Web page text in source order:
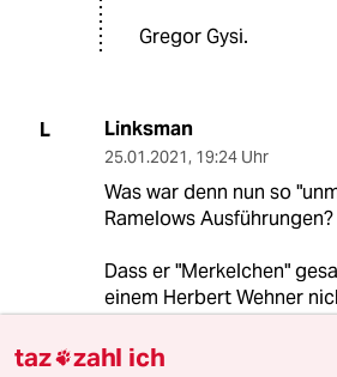
Gregor Gysi.
L Linksman
25.01.2021, 19:24 Uhr
Was war denn nun so
Ramelows Ausführungen?
Dass er "Merkelchen"
einem Herbert Wehner
Konferenzschaltungen
taz zahl ich